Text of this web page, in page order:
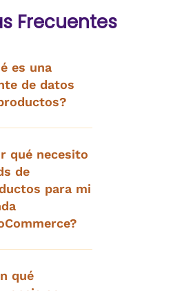
Frecuentes
es una
de datos
qué necesito
de
para mi
qué